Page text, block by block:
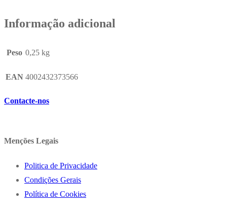
Informação adicional
Peso 0,25 kg
EAN 4002432373566
Contacte-nos
Menções Legais
Politica de Privacidade
Condições Gerais
Política de Cookies